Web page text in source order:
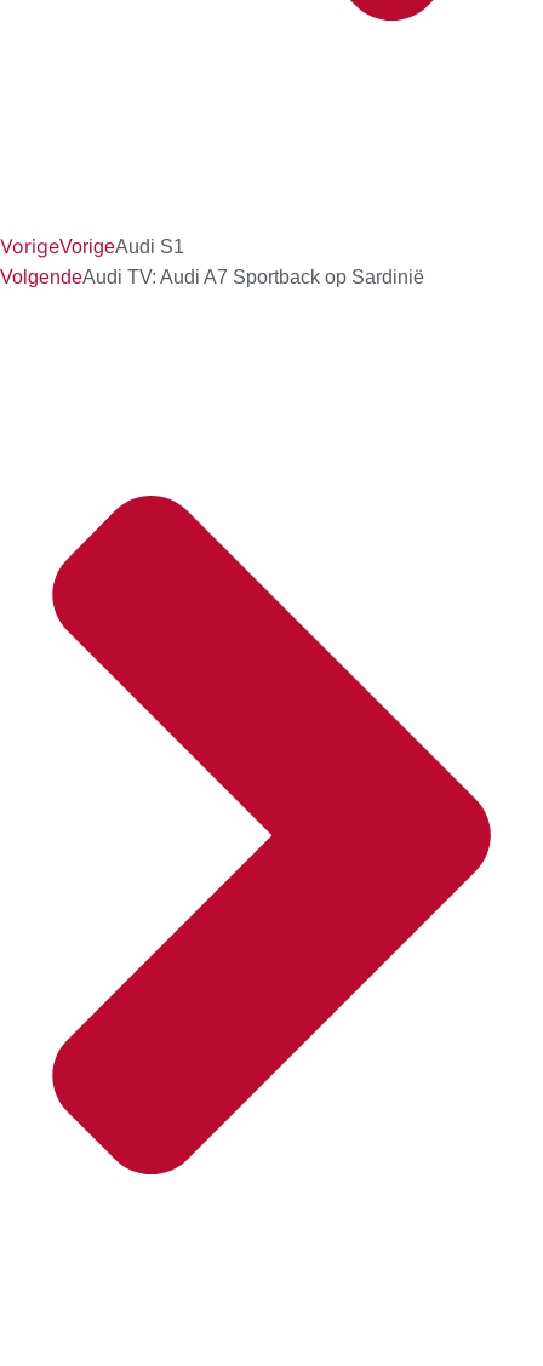
VorigeVorigeAudi S1
VolgendeAudi TV: Audi A7 Sportback op Sardinië